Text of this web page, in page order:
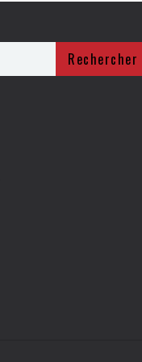
Rechercher